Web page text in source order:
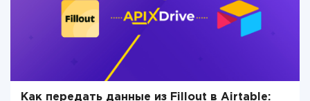
Как передать данные из Fillout в Airtable: